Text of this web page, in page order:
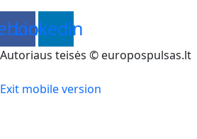
Linkedin
Autoriaus teisės © europospulsas.lt
Exit mobile version